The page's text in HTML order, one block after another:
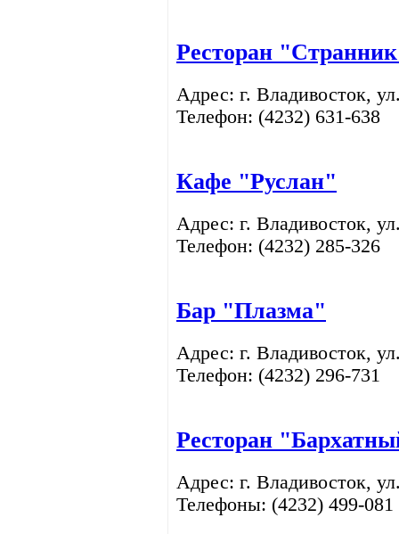
Ресторан
Адрес: г. Владивосток,
Телефон: (4232) 631-638
Кафе "Руслан"
Адрес: г. Владивосток,
Телефон: (4232) 285-326
Бар "Плазма"
Адрес: г. Владивосток,
Телефон: (4232) 296-731
Ресторан
Адрес: г. Владивосток,
Телефоны: (4232) 499-081